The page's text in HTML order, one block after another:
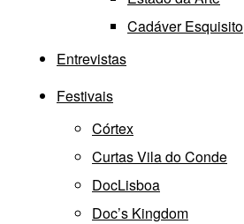
Cadáver Esquisito
Entrevistas
Festivais
Córtex
Curtas Vila do Conde
DocLisboa
Doc’s Kingdom